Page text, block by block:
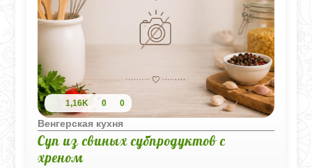
1,16K 0 0
Венгерская кухня
Суп из свиных субпродуктов с
хреном